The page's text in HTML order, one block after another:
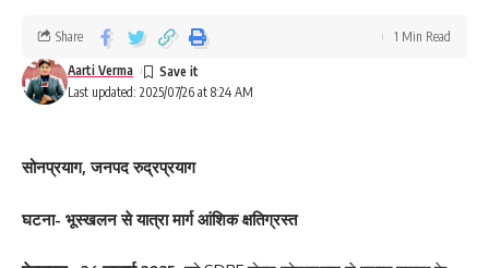
Last updated: 2025/07/26 at 8:24 AM
Aarti Verma
Share 1 Min Read
सोनप्रयाग, जनपद रुद्रप्रयाग
घटना- भूस्खलन से यात्रा मार्ग आंशिक क्षतिग्रस्त